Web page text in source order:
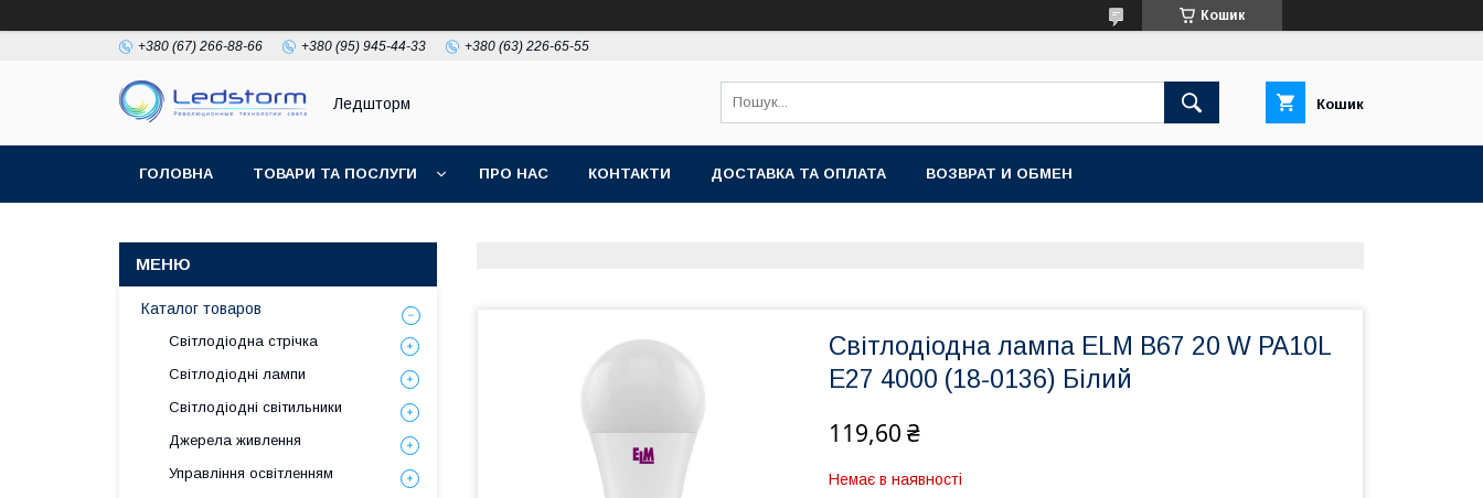
Кошик
+380 (67) 266-88-66 +380 (95) 945-44-33 +380 (63) 226-65-55
Ледшторм Кошик
ГОЛОВНА ТОВАРИ ТА ПОСЛУГИ ПРО НАС КОНТАКТИ ДОСТАВКА ТА ОПЛАТА ВОЗВРАТ И ОБМЕН
Світлодіодна лампа ELM B67 20 W PA10L
E27 4000 (18-0136) Білий
119,60 ₴
Немає в наявності
Каталог товаров
Світлодіодна стрічка
Світлодіодні лампи
Світлодіодні світильники
Джерела живлення
Управління освітленням